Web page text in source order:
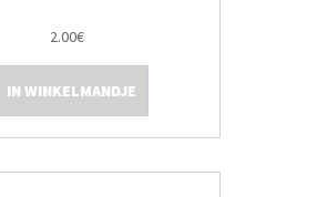
2.00€
IN WINKELMANDJE